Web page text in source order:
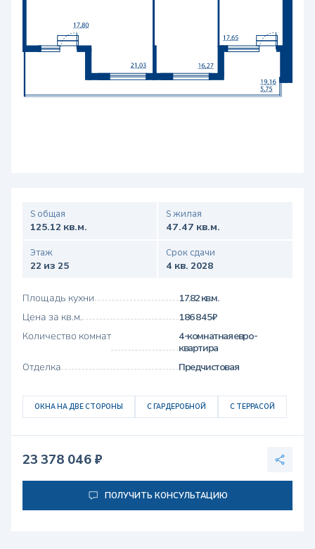
S общая
125.12 кв.м.
S жилая
47.47 кв.м.
Этаж
22 из 25
Срок сдачи
4 кв. 2028
Площадь кухни
17.82 кв.м.
Цена за кв.м.
186 845 ₽
Количество комнат
4-комнатная евро-
квартира
Отделка
Предчистовая
ОКНА НА ДВЕ СТОРОНЫ С ГАРДЕРОБНОЙ С ТЕРРАСОЙ
23 378 046 ₽
ПОЛУЧИТЬ КОНСУЛЬТАЦИЮ